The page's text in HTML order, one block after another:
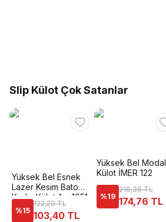
Slip Külot Çok Satanlar
Yüksek Bel Esnek
Lazer Kesim Bato
Kadın Külot Anı 1051
%15
122,20 TL
103,40 TL
Yüksek Bel Modal
Külot İMER 122
%19
216,36 TL
174,76 TL